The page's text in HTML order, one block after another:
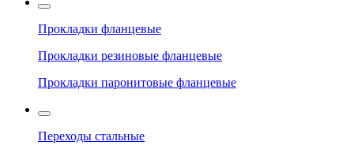
Прокладки фланцевые
Прокладки резиновые фланцевые
Прокладки паронитовые фланцевые
Переходы стальные